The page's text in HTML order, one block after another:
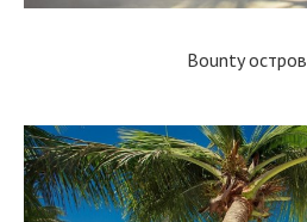
Bounty остров